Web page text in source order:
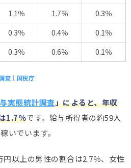
1.1％ 1.7％
0.3％
0.3％ 0.4％
0.1％
0.3％ 0.6％ 0.1％
査｜国税庁
実態統計調査」によると、年収
1.7％です。給与所得者の約59人
いでいます。
以上の男性の割合は2.7％、女性